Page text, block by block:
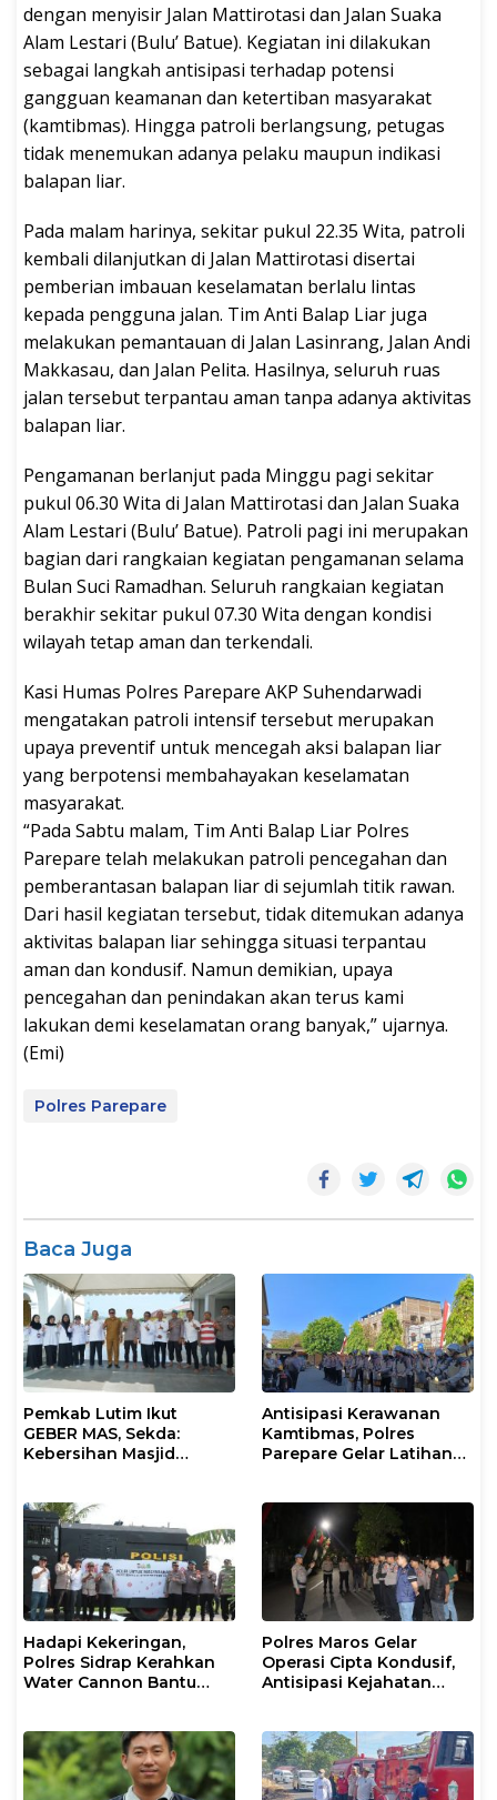
dengan menyisir Jalan Mattirotasi dan Jalan Suaka
Alam Lestari (Bulu’ Batue). Kegiatan ini dilakukan
sebagai langkah antisipasi terhadap potensi
gangguan keamanan dan ketertiban masyarakat
(kamtibmas). Hingga patroli berlangsung, petugas
tidak menemukan adanya pelaku maupun indikasi
balapan liar.
Pada malam harinya, sekitar pukul 22.35 Wita, patroli
kembali dilanjutkan di Jalan Mattirotasi disertai
pemberian imbauan keselamatan berlalu lintas
kepada pengguna jalan. Tim Anti Balap Liar juga
melakukan pemantauan di Jalan Lasinrang, Jalan Andi
Makkasau, dan Jalan Pelita. Hasilnya, seluruh ruas
jalan tersebut terpantau aman tanpa adanya aktivitas
balapan liar.
Pengamanan berlanjut pada Minggu pagi sekitar
pukul 06.30 Wita di Jalan Mattirotasi dan Jalan Suaka
Alam Lestari (Bulu’ Batue). Patroli pagi ini merupakan
bagian dari rangkaian kegiatan pengamanan selama
Bulan Suci Ramadhan. Seluruh rangkaian kegiatan
berakhir sekitar pukul 07.30 Wita dengan kondisi
wilayah tetap aman dan terkendali.
Kasi Humas Polres Parepare AKP Suhendarwadi
mengatakan patroli intensif tersebut merupakan
upaya preventif untuk mencegah aksi balapan liar
yang berpotensi membahayakan keselamatan
masyarakat.
“Pada Sabtu malam, Tim Anti Balap Liar Polres
Parepare telah melakukan patroli pencegahan dan
pemberantasan balapan liar di sejumlah titik rawan.
Dari hasil kegiatan tersebut, tidak ditemukan adanya
aktivitas balapan liar sehingga situasi terpantau
aman dan kondusif. Namun demikian, upaya
pencegahan dan penindakan akan terus kami
lakukan demi keselamatan orang banyak,” ujarnya.
(Emi)
Polres Parepare
Baca Juga
Pemkab Lutim Ikut
GEBER MAS, Sekda:
Kebersihan Masjid
Antisipasi Kerawanan
Kamtibmas, Polres
Parepare Gelar Latihan
Hadapi Kekeringan,
Polres Sidrap Kerahkan
Water Cannon Bantu
Polres Maros Gelar
Operasi Cipta Kondusif,
Antisipasi Kejahatan